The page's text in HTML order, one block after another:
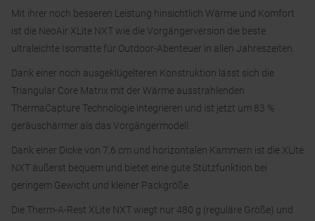
Mit ihrer noch besseren Leistung hinsichtlich Wärme und Komfort
ist die NeoAir XLite NXT wie die Vorgängerversion die beste
ultraleichte Isomatte für Outdoor-Abenteuer in allen Jahreszeiten.
Dank einer noch ausgeklügelteren Konstruktion lässt sich die
Triangular Core Matrix mit der Wärme ausstrahlenden
ThermaCapture Technologie integrieren und ist jetzt um 83 %
geräuschärmer als das Vorgängermodell.
Dank einer Dicke von 7,6 cm und horizontalen Kammern ist die XLite
NXT äußerst bequem und bietet eine gute Stützfunktion bei
geringem Gewicht und kleiner Packgröße.
Die Therm-A-Rest XLite NXT wiegt nur 480 g (reguläre Größe) und